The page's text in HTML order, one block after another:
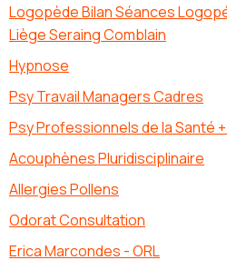
Logopède Bilan Séances
Liège Seraing Comblain
Hypnose
Psy Travail Managers Cadres
Psy Professionnels de la Santé
Acouphènes Pluridisciplinaire
Allergies Pollens
Odorat Consultation
Erica Marcondes - ORL